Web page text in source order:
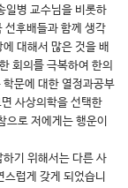
일병 교수님을 비롯하
선후배들과 함께 생각
대해서 많은 것을 배
회의를 극복하여 한의
문에 대한 열정과공부
사상의학을 선택한
로 저에게는 행운이
기 위해서는 다른 사
럽게 갖게 되었습니